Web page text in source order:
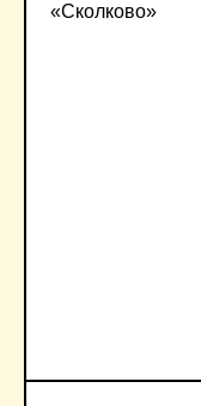
«Сколково»